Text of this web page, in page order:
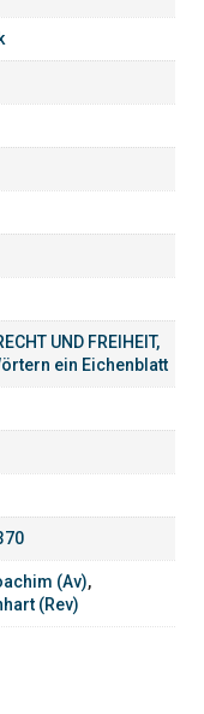
UND FREIHEIT,
ein Eichenblatt
(Av),
(Rev)